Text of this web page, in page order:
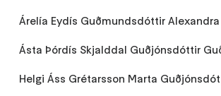
Árelía Eydís Guðmundsdóttir Alexandra
Ásta Þórdís Skjalddal Guðjónsdóttir
Helgi Áss Grétarsson Marta